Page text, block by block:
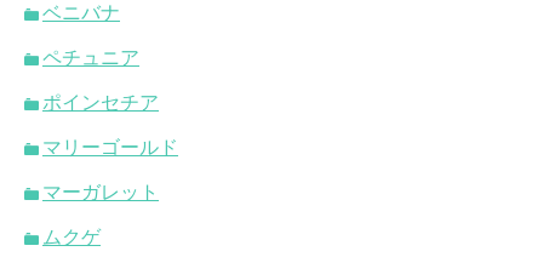
ベニバナ
ペチュニア
ポインセチア
マリーゴールド
マーガレット
ムクゲ